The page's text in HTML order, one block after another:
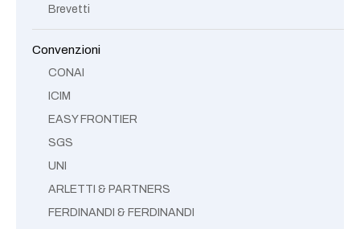
Brevetti
Convenzioni
CONAI
ICIM
EASY FRONTIER
SGS
UNI
ARLETTI & PARTNERS
FERDINANDI & FERDINANDI